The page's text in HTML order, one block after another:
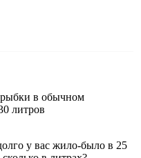
в обычном
литров
у вас жило-было в 25